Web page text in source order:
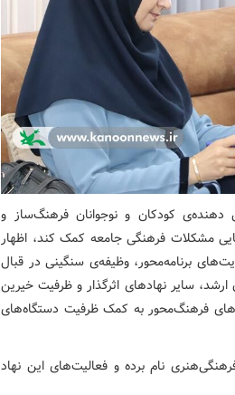
دهنده‌ی کودکان و نوجوانان فرهنگ‌ساز و
مشکلات فرهنگی جامعه کمک کند، اظهار
برنامه‌محور، وظیفه‌ی سنگینی در قبال
سایر نهادهای اثرگذار و ظرفیت خیرین
فرهنگ‌محور به کمک ظرفیت دستگاه‌های
نام برده و فعالیت‌های این نهاد